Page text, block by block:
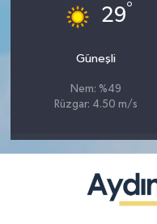
29°
Güneşli
Nem: %49
Rüzgar: 4.50 m/s